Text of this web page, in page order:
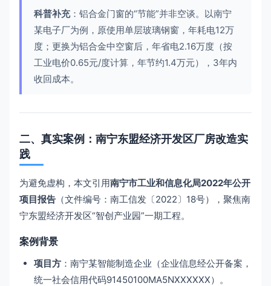
科普补充：铝合金门窗的“节能”并非空谈。以南宁
某电子厂为例，原使用单层玻璃钢窗，年耗电12万
度；更换为铝合金中空窗后，年省电2.16万度（按
工业电价0.65元/度计算，年节约1.4万元），3年内
收回成本。
二、真实案例：南宁东盟经济开发区厂房改造实
践
为避免虚构，本文引用南宁市工业和信息化局2022年公开
项目报告 （文件编号：南工信发〔2022〕18号），聚焦南
宁东盟经济开发区“智创产业园”一期工程。
案例背景
项目方 ：南宁某智能制造企业（企业信息经公开备案，
统一社会信用代码91450100MA5NXXXXXX）。